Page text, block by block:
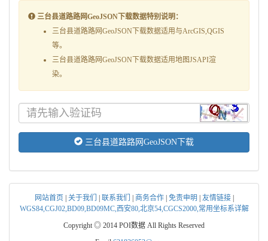
三台县道路路网GeoJSON下载数据特别说明：
三台县道路路网GeoJSON下载数据适用与ArcGIS,QGIS
等。
三台县道路路网GeoJSON下载数据适用地图JSAPI渲
染。
三台县道路路网GeoJSON下载
网站首页 关于我们 联系我们 商务合作| 免责申明 友情链接|
WGS84,CGJ02,BD09,BD09MC,西安80,北京54,CGCS2000,常用坐标系详解
Copyright ◎ 2014 POI数据 All Rights Reserved